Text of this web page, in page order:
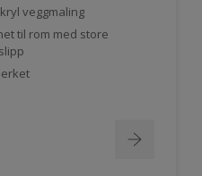
veggmaling
til rom med store